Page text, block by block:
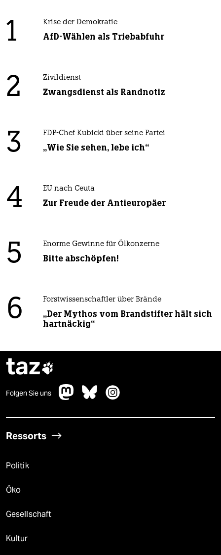
1 Krise der Demokratie
AfD-Wählen als Triebabfuhr
2 Zivildienst
Zwangsdienst als Randnotiz
3 FDP-Chef Kubicki über seine Partei
„Wie Sie sehen, lebe ich“
4 EU nach Ceuta
Zur Freude der Antieuropäer
5 Enorme Gewinne für Ölkonzerne
Bitte abschöpfen!
6 Forstwissenschaftler über Brände
„Der Mythos vom Brandstifter hält sich
hartnäckig“
taz
Folgen Sie uns
Ressorts
Politik
Öko
Gesellschaft
Kultur